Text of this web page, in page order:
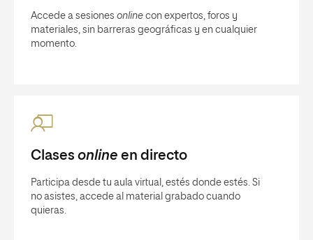
Accede a sesiones online con expertos, foros y
materiales, sin barreras geográficas y en cualquier
momento.
Clases online en directo
Participa desde tu aula virtual, estés donde estés. Si
no asistes, accede al material grabado cuando
quieras.